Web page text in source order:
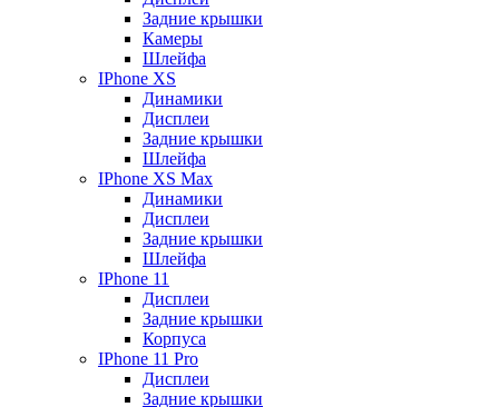
Задние крышки
Камеры
Шлейфа
IPhone XS
Динамики
Дисплеи
Задние крышки
Шлейфа
IPhone XS Max
Динамики
Дисплеи
Задние крышки
Шлейфа
IPhone 11
Дисплеи
Задние крышки
Корпуса
IPhone 11 Pro
Дисплеи
Задние крышки